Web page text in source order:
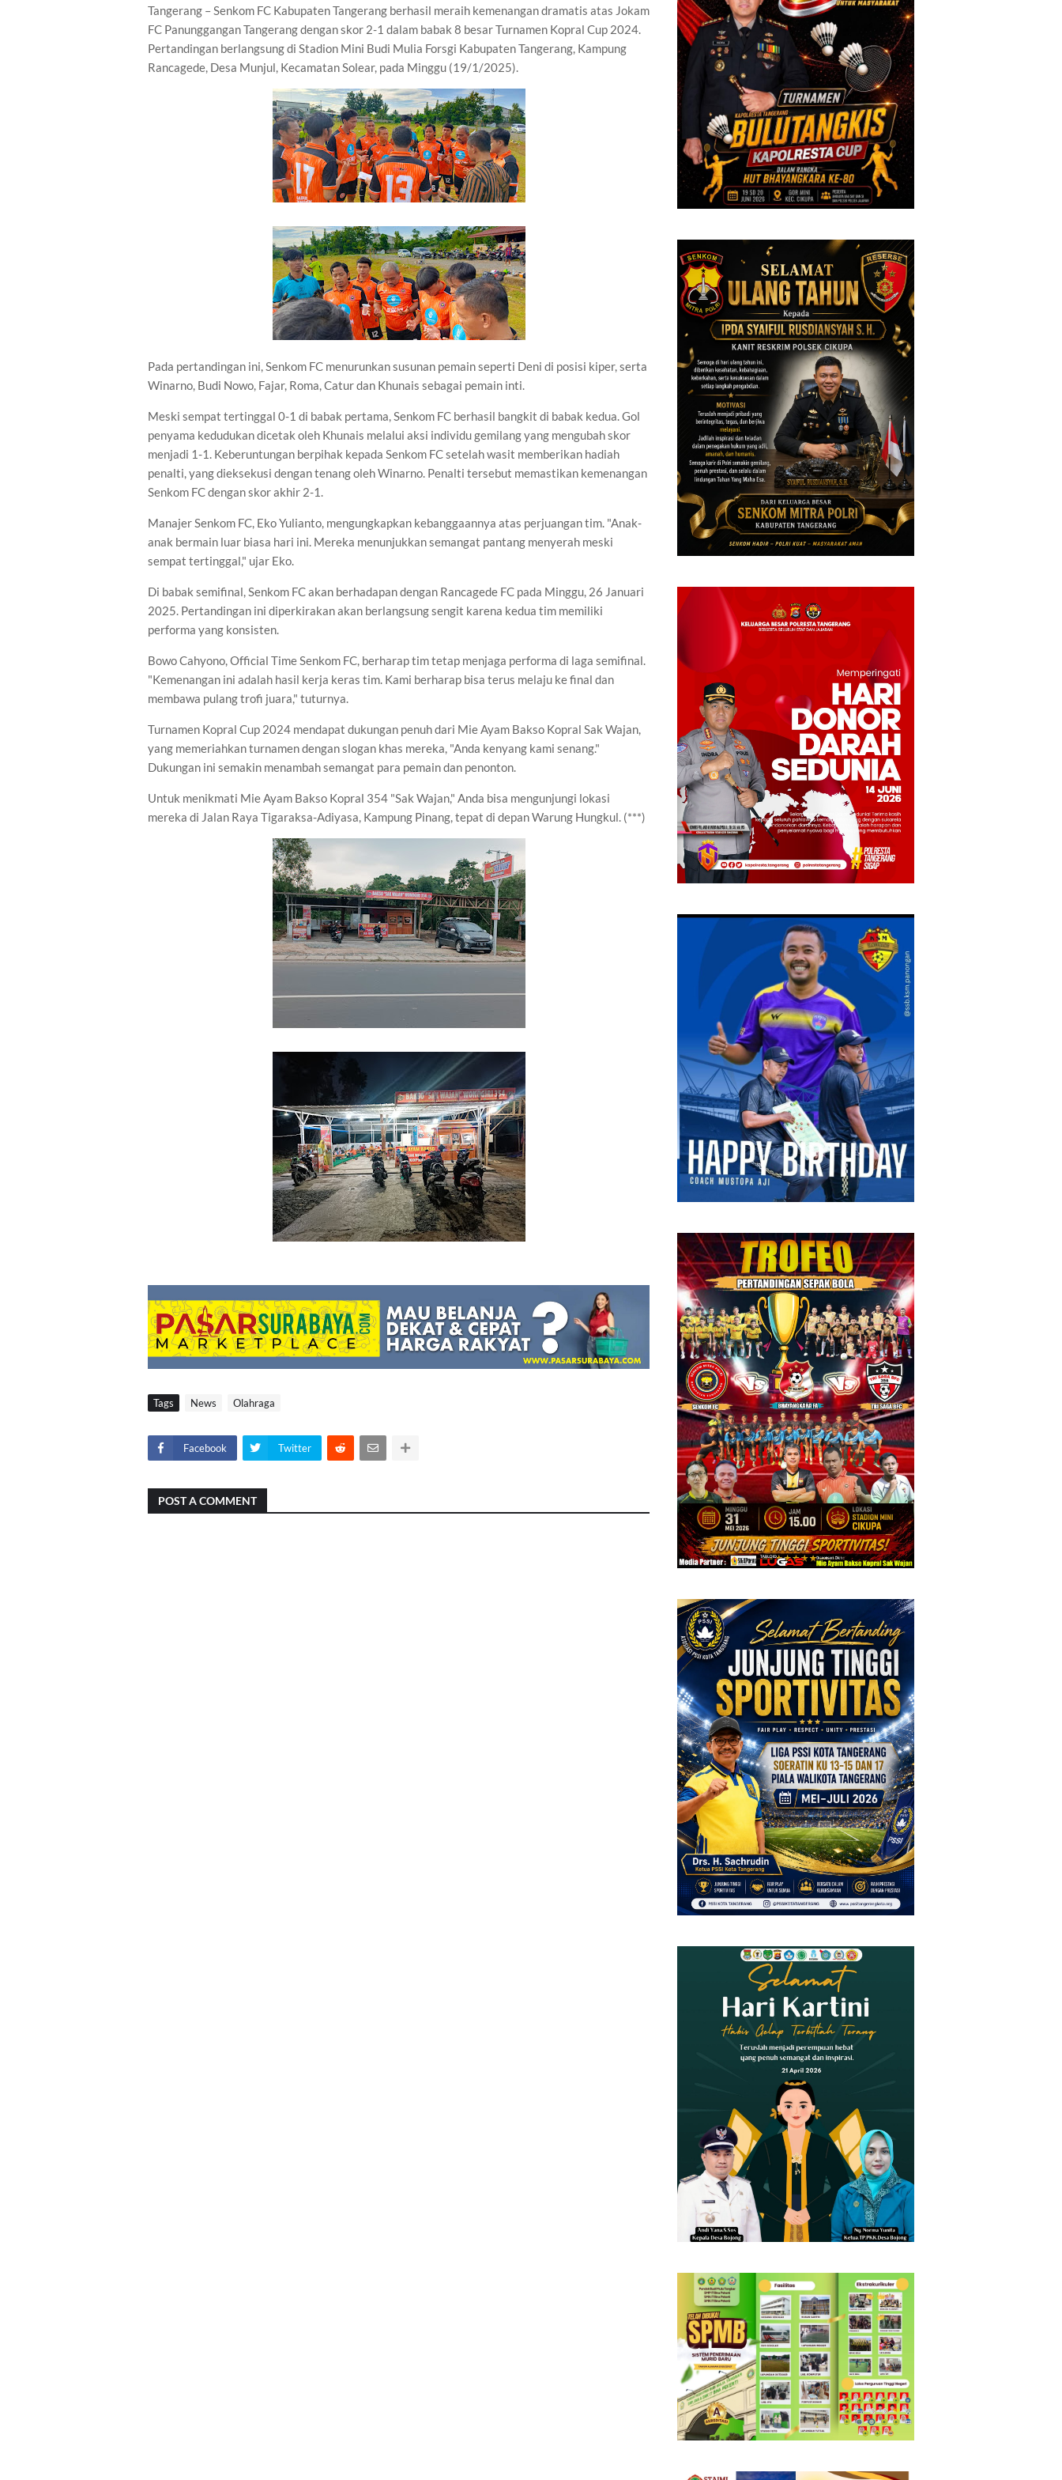
Tangerang – Senkom FC Kabupaten Tangerang berhasil meraih kemenangan dramatis atas Jokam
FC Panunggangan Tangerang dengan skor 2-1 dalam babak 8 besar Turnamen Kopral Cup 2024.
Pertandingan berlangsung di Stadion Mini Budi Mulia Forsgi Kabupaten Tangerang, Kampung
Rancagede, Desa Munjul, Kecamatan Solear, pada Minggu (19/1/2025).
Pada pertandingan ini, Senkom FC menurunkan susunan pemain seperti Deni di posisi kiper, serta
Winarno, Budi Nowo, Fajar, Roma, Catur dan Khunais sebagai pemain inti.
Meski sempat tertinggal 0-1 di babak pertama, Senkom FC berhasil bangkit di babak kedua. Gol
penyama kedudukan dicetak oleh Khunais melalui aksi individu gemilang yang mengubah skor
menjadi 1-1. Keberuntungan berpihak kepada Senkom FC setelah wasit memberikan hadiah
penalti, yang dieksekusi dengan tenang oleh Winarno. Penalti tersebut memastikan kemenangan
Senkom FC dengan skor akhir 2-1.
Manajer Senkom FC, Eko Yulianto, mengungkapkan kebanggaannya atas perjuangan tim. "Anak-
anak bermain luar biasa hari ini. Mereka menunjukkan semangat pantang menyerah meski
sempat tertinggal," ujar Eko.
Di babak semifinal, Senkom FC akan berhadapan dengan Rancagede FC pada Minggu, 26 Januari
2025. Pertandingan ini diperkirakan akan berlangsung sengit karena kedua tim memiliki
performa yang konsisten.
Bowo Cahyono, Official Time Senkom FC, berharap tim tetap menjaga performa di laga semifinal.
"Kemenangan ini adalah hasil kerja keras tim. Kami berharap bisa terus melaju ke final dan
membawa pulang trofi juara," tuturnya.
Turnamen Kopral Cup 2024 mendapat dukungan penuh dari Mie Ayam Bakso Kopral Sak Wajan,
yang memeriahkan turnamen dengan slogan khas mereka, "Anda kenyang kami senang."
Dukungan ini semakin menambah semangat para pemain dan penonton.
Untuk menikmati Mie Ayam Bakso Kopral 354 "Sak Wajan," Anda bisa mengunjungi lokasi
mereka di Jalan Raya Tigaraksa-Adiyasa, Kampung Pinang, tepat di depan Warung Hungkul. (***)
Tags News Olahraga
Facebook Twitter
POST A COMMENT